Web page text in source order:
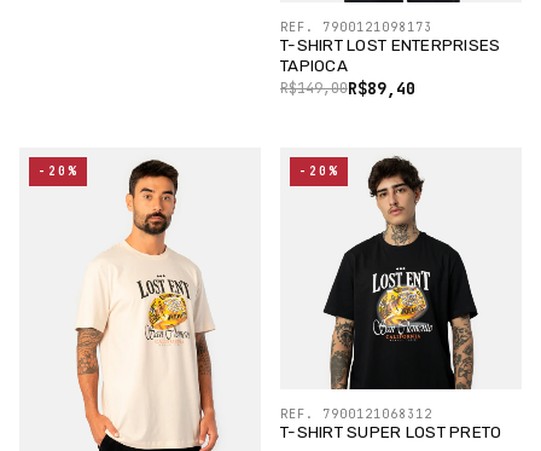
T-SHIRT LOST ENTERPRISES
TAPIOCA
R$89,40
R$149,00
REF. 7900121098173
-20%
T-SHIRT SUPER LOST PRETO
REF. 7900121068312
-20%